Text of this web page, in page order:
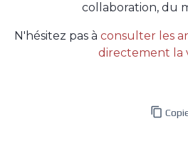
collaboration, du
N'hésitez pas à consulter les
directement la
